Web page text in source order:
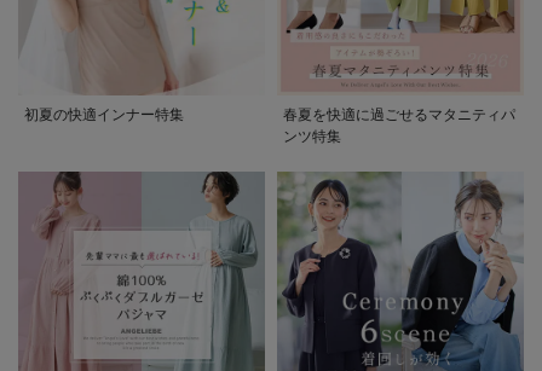
初夏の快適インナー特集
春夏を快適に過ごせるマタニティパ
ンツ特集